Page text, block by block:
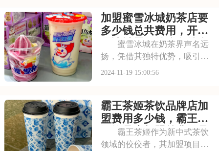
产品创新与品质提升，不断推
出新品，加盟喜茶，共享品牌
影响力与市场份额。
加盟蜜雪冰城奶茶店要
多少钱总共费用，开蜜
雪冰城需要什么条件多
少钱
蜜雪冰城在奶茶界声名远
扬，凭借其独特优势，吸引了
大量创业者的青睐。对于有意
是开启成功创业之旅的重要一
步，也是确保双方共赢的关键
所在。接下来，我们
2024-11-19 15:00:56
霸王茶姬茶饮品牌店加
盟费用多少钱，霸王茶
姬饮品店加盟总费用是
多少钱
霸王茶姬作为新中式茶饮
领域的佼佼者，其加盟项目备